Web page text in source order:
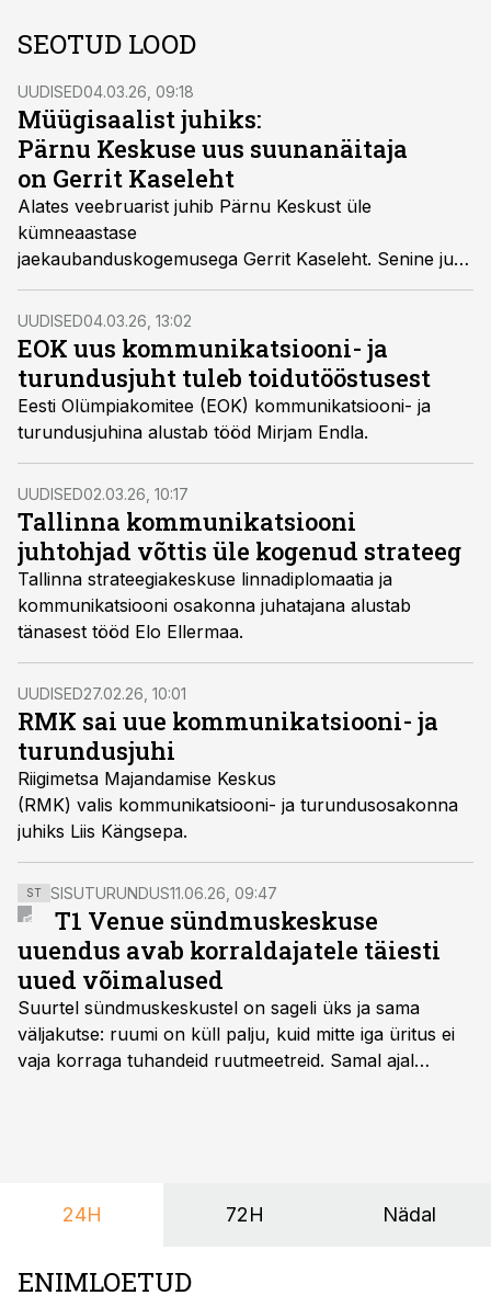
SEOTUD LOOD
UUDISED04.03.26, 09:18
Müügisaalist juhiks:
Pärnu Keskuse uus suunanäitaja
on Gerrit Kaseleht
Alates veebruarist juhib Pärnu Keskust üle
kümneaastase
jaekaubanduskogemusega Gerrit Kaseleht. Senine juht
Margit Juhansoo jätkab Pärnu Keskuses
turundusjuhina.
UUDISED04.03.26, 13:02
EOK uus kommunikatsiooni- ja
turundusjuht tuleb toidutööstusest
Eesti Olümpiakomitee (EOK) kommunikatsiooni- ja
turundusjuhina alustab tööd Mirjam Endla.
UUDISED02.03.26, 10:17
Tallinna kommunikatsiooni
juhtohjad võttis üle kogenud strateeg
Tallinna strateegiakeskuse linnadiplomaatia ja
kommunikatsiooni osakonna juhatajana alustab
tänasest tööd Elo Ellermaa.
UUDISED27.02.26, 10:01
RMK sai uue kommunikatsiooni- ja
turundusjuhi
Riigimetsa Majandamise Keskus
(RMK) valis kommunikatsiooni- ja turundusosakonna
juhiks Liis Kängsepa.
ST SISUTURUNDUS11.06.26, 09:47
T1 Venue sündmuskeskuse
uuendus avab korraldajatele täiesti
uued võimalused
Suurtel sündmuskeskustel on sageli üks ja sama
väljakutse: ruumi on küll palju, kuid mitte iga üritus ei
vaja korraga tuhandeid ruutmeetreid. Samal ajal
nendele vajadustele vastanud uuendusega, mis pakub
24H 72H Nädal
ENIMLOETUD